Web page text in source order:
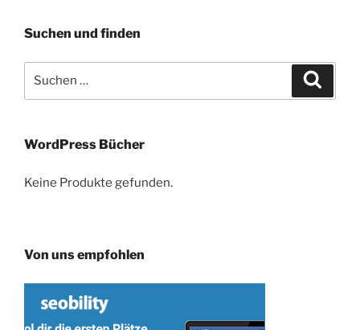
Suchen und finden
nach:
WordPress Bücher
Keine Produkte gefunden.
Von uns empfohlen